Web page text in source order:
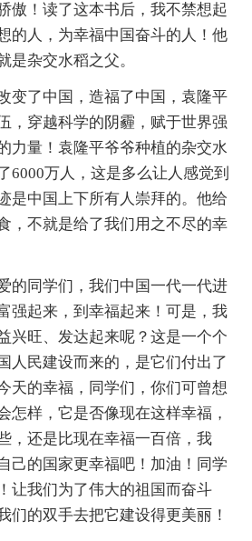
傲！读了这本书后，我不禁想起
的人，为幸福中国奋斗的人！他
是杂交水稻之父。
变了中国，造福了中国，袁隆平
，穿越科学的阴霾，赋于世界强
力量！袁隆平爷爷种植的杂交水
6000万人，这是多么让人感觉到
是中国上下所有人崇拜的。他给
，不就是给了我们用之不尽的幸
的同学们，我们中国一代一代进
强起来，到幸福起来！可是，我
兴旺、发达起来呢？这是一个个
人民建设而来的，是它们付出了
天的幸福，同学们，你们可曾想
怎样，它是否像现在这样幸福，
，还是比现在幸福一百倍，我
己的国家更幸福吧！加油！同学
让我们为了伟大的祖国而奋斗
们的双手去把它建设得更美丽！